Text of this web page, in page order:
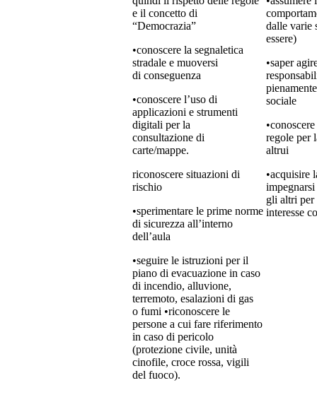
e il concetto di
“Democrazia”
•conoscere la segnaletica
stradale e muoversi
di conseguenza
•conoscere l’uso di
applicazioni e strumenti
digitali per la
consultazione di
carte/mappe.
riconoscere situazioni di
rischio
•sperimentare le prime norme
di sicurezza all’interno
dell’aula
•seguire le istruzioni per il
piano di evacuazione in caso
di incendio, alluvione,
terremoto, esalazioni di gas
o fumi •riconoscere le
persone a cui fare riferimento
in caso di pericolo
(protezione civile, unità
cinofile, croce rossa, vigili
del fuoco).
dalle varie
essere)
•saper
sociale
regole per
altrui
•acquisire
gli altri per
interesse